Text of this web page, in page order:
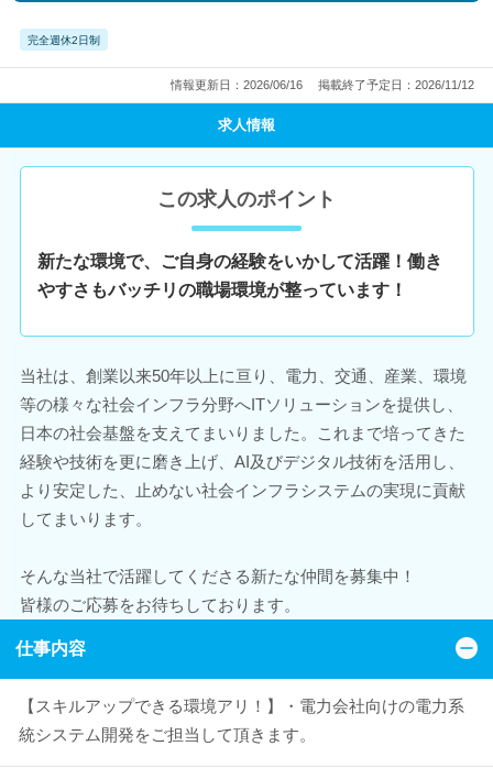
完全週休2日制
情報更新日：2026/06/16 掲載終了予定日：2026/11/12
求人情報
この求人のポイント
新たな環境で、ご自身の経験をいかして活躍！働き
やすさもバッチリの職場環境が整っています！
当社は、創業以来50年以上に亘り、電力、交通、産業、環境
等の様々な社会インフラ分野へITソリューションを提供し、
日本の社会基盤を支えてまいりました。これまで培ってきた
経験や技術を更に磨き上げ、AI及びデジタル技術を活用し、
より安定した、止めない社会インフラシステムの実現に貢献
してまいります。
そんな当社で活躍してくださる新たな仲間を募集中！
皆様のご応募をお待ちしております。
仕事内容
【スキルアップできる環境アリ！】・電力会社向けの電力系
統システム開発をご担当して頂きます。